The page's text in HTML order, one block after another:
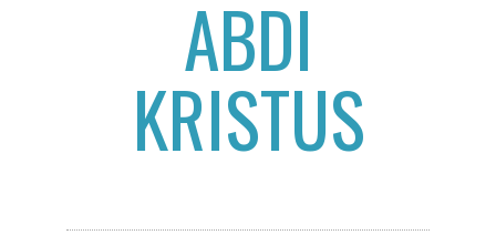
ABDI
KRISTUS